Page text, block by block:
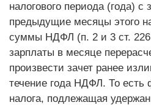
налогового периода (года) с
предыдущие месяцы этого
суммы НДФЛ (п. 2 и 3 ст.
зарплаты в месяце
произвести зачет ранее
течение года НДФЛ. То есть
налога, подлежащая